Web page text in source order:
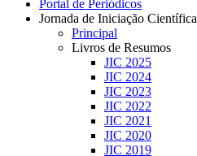
Portal de Periódicos
Jornada de Iniciação Científica
Principal
Livros de Resumos
JIC 2025
JIC 2024
JIC 2023
JIC 2022
JIC 2021
JIC 2020
JIC 2019